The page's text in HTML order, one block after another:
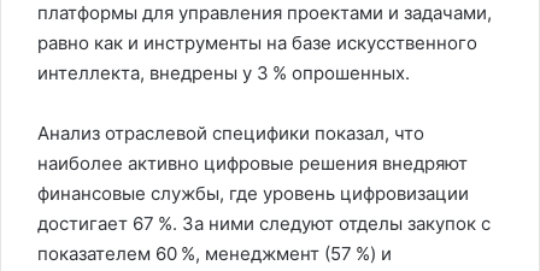
платформы для управления проектами и задачами,
равно как и инструменты на базе искусственного
интеллекта, внедрены у 3 % опрошенных.
Анализ отраслевой специфики показал, что
наиболее активно цифровые решения внедряют
финансовые службы, где уровень цифровизации
достигает 67 %. За ними следуют отделы закупок с
показателем 60 %, менеджмент (57 %) и